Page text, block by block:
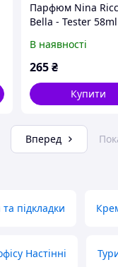
Парфюм Nina
Bella - Tester 58ml
В наявності
265₴
Купити
Вперед
підкладки
Настінні